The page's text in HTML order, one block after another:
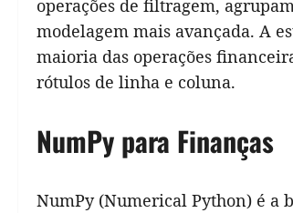
operações de filtragem,
modelagem mais avançada. A
maioria das operações
rótulos de linha e coluna.
NumPy para Finanças
NumPy (Numerical Python) é a